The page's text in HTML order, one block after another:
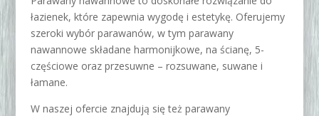
łazienek, które zapewnia wygodę i estetykę. Oferujemy
szeroki wybór parawanów, w tym parawany
nawannowe składane harmonijkowe, na ścianę, 5-
częściowe oraz przesuwne – rozsuwane, suwane i
łamane.
W naszej ofercie znajdują się też parawany